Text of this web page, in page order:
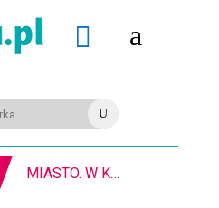
 a
U
MIASTO. W Kaliszu kręcą film. Zmiany w kursowaniu autobusów KLA